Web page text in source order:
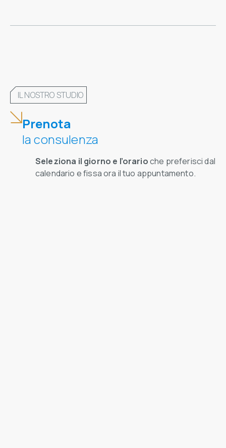
IL NOSTRO STUDIO
Prenota
la consulenza
Seleziona il giorno e l’orarioche preferisci dal
calendario e fissa ora il tuo appuntamento.